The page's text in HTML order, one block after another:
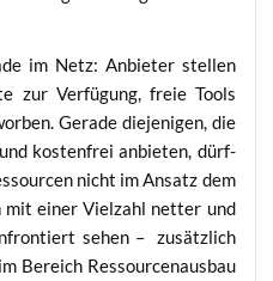
im Netz: Anbie­ter stel­len
zur Ver­fü­gung, freie Tools
Gera­de die­je­ni­gen, die
kos­ten­frei anbie­ten, dürf­
nicht im Ansatz dem
mit einer Viel­zahl net­ter und
sehen – zusätz­lich
Bereich Res­sour­cen­aus­bau